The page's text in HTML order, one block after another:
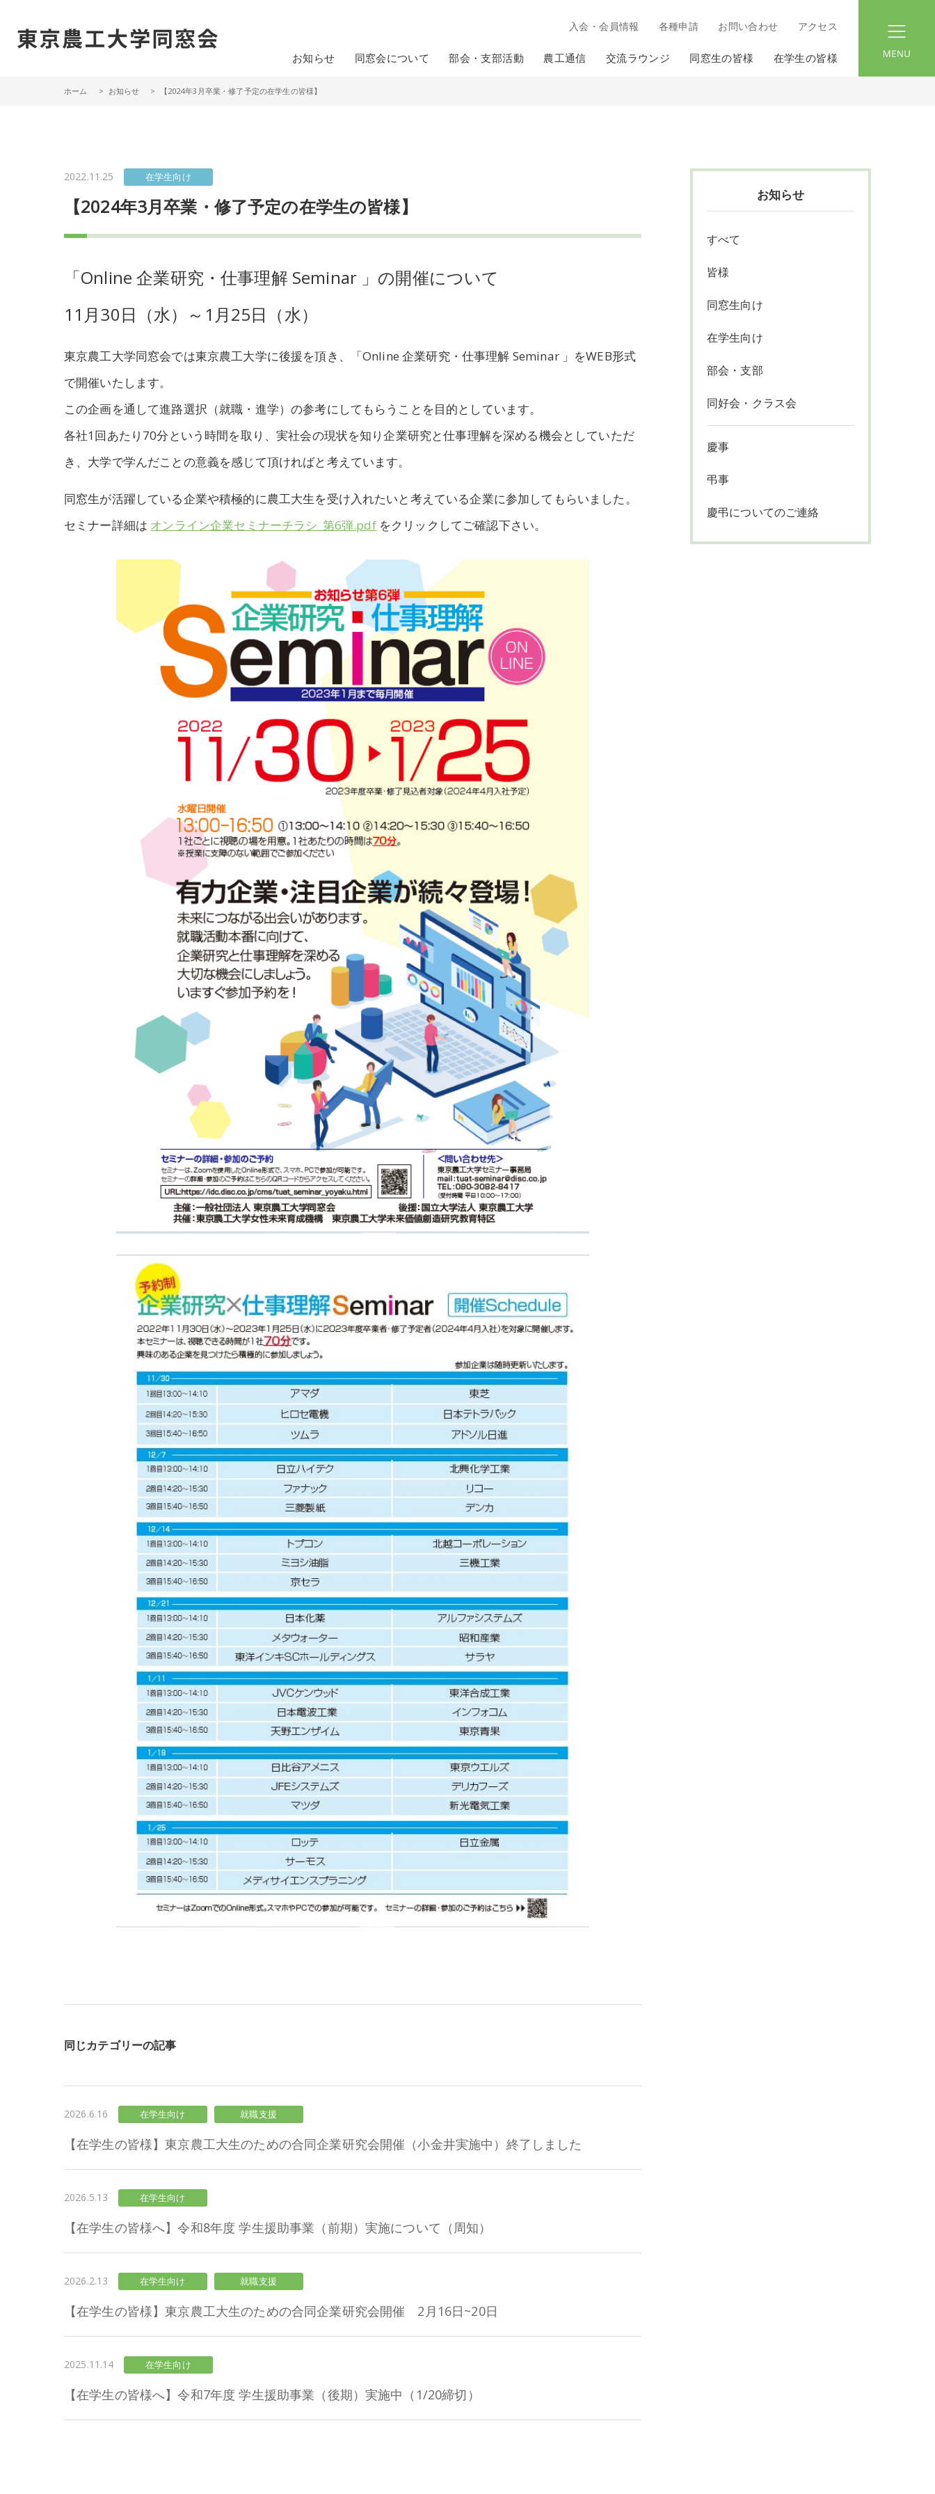
入会・会員情報 各種申請 お問い合わせ アクセス
お知らせ 同窓会について 部会・支部活動 農工通信 交流ラウンジ 同窓生の皆様 在学生の皆様
ホーム お知らせ 【2024年3月卒業・修了予定の在学生の皆様】
お知らせ
すべて
皆様
同窓生向け
在学生向け
部会・支部
同好会・クラス会
慶事
弔事
慶弔についてのご連絡
2022.11.25 在学生向け
【2024年3月卒業・修了予定の在学生の皆様】
「Online 企業研究・仕事理解 Seminar 」の開催について
11月30日（水）～1月25日（水）
東京農工大学同窓会では東京農工大学に後援を頂き、「Online 企業研究・仕事理解 Seminar 」をWEB形式
で開催いたします。
この企画を通して進路選択（就職・進学）の参考にしてもらうことを目的としています。
各社1回あたり70分という時間を取り、実社会の現状を知り企業研究と仕事理解を深める機会としていただ
き、大学で学んだことの意義を感じて頂ければと考えています。
同窓生が活躍している企業や積極的に農工大生を受け入れたいと考えている企業に参加してもらいました。
セミナー詳細は オンライン企業セミナーチラシ_第6弾.pdf をクリックしてご確認下さい。
同じカテゴリーの記事
2026.6.16 在学生向け 就職支援
【在学生の皆様】東京農工大生のための合同企業研究会開催（小金井実施中）終了しました
2026.5.13 在学生向け
【在学生の皆様へ】令和8年度 学生援助事業（前期）実施について（周知）
2026.2.13 在学生向け 就職支援
【在学生の皆様】東京農工大生のための合同企業研究会開催 2月16日~20日
2025.11.14 在学生向け
【在学生の皆様へ】令和7年度 学生援助事業（後期）実施中（1/20締切）
menu